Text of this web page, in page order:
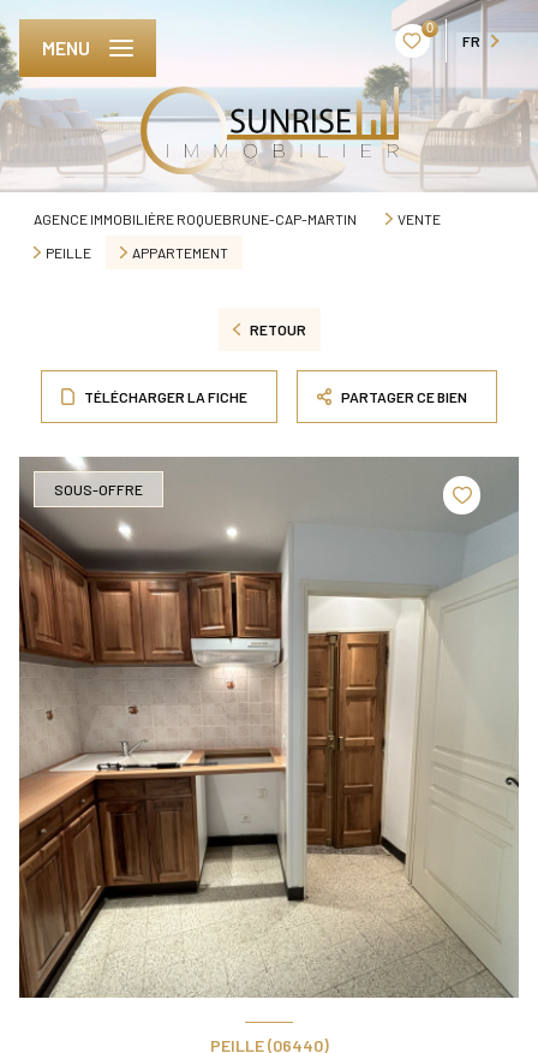
0
FR
MENU
AGENCE IMMOBILIÈRE ROQUEBRUNE-CAP-MARTIN
VENTE
PEILLE
APPARTEMENT
RETOUR
TÉLÉCHARGER LA FICHE PARTAGER CE BIEN
SOUS-OFFRE
PEILLE (06440)